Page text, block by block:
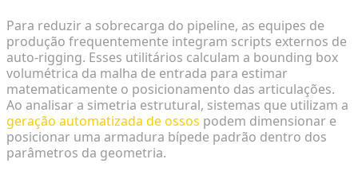
Para reduzir a sobrecarga do pipeline, as equipes de
produção frequentemente integram scripts externos de
auto-rigging. Esses utilitários calculam a bounding box
volumétrica da malha de entrada para estimar
matematicamente o posicionamento das articulações.
Ao analisar a simetria estrutural, sistemas que utilizam a
geração automatizada de ossos podem dimensionar e
posicionar uma armadura bípede padrão dentro dos
parâmetros da geometria.